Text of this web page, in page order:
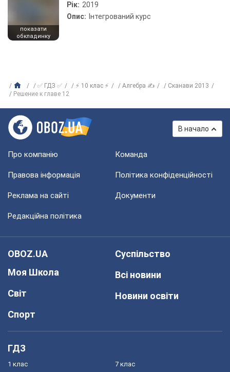
показати
обкладинку
Рік: 2019
Опис: Інтегрований курс
✅ ГДЗ ✅ ⚡ 10 клас ⚡ Алгебра ✍
Сканави 2013
Решение к главе 12
В начало
Про компанію Команда
Правова інформація Політика конфіденційності
Реклама на сайті Документи
Редакційна політика
OBOZ.UA
Моя Школа
Світ
Спорт
Суспільство
Всі новини
Новини освіти
ГДЗ
1 клас 7 клас